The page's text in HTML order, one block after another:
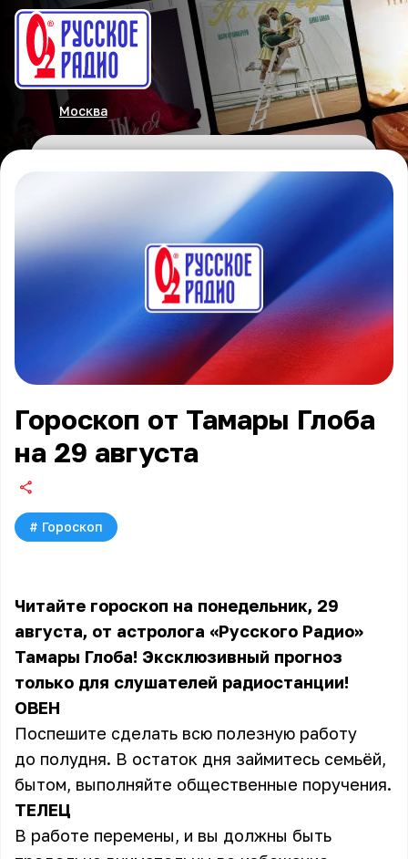
Москва
Гороскоп от Тамары Глоба
на 29 августа
# Гороскоп
Читайте гороскоп на понедельник, 29
августа, от астролога «Русского Радио»
Тамары Глоба! Эксклюзивный прогноз
только для слушателей радиостанции!
ОВЕН
Поспешите сделать всю полезную работу
до полудня. В остаток дня займитесь семьёй,
бытом, выполняйте общественные поручения.
ТЕЛЕЦ
В работе перемены, и вы должны быть